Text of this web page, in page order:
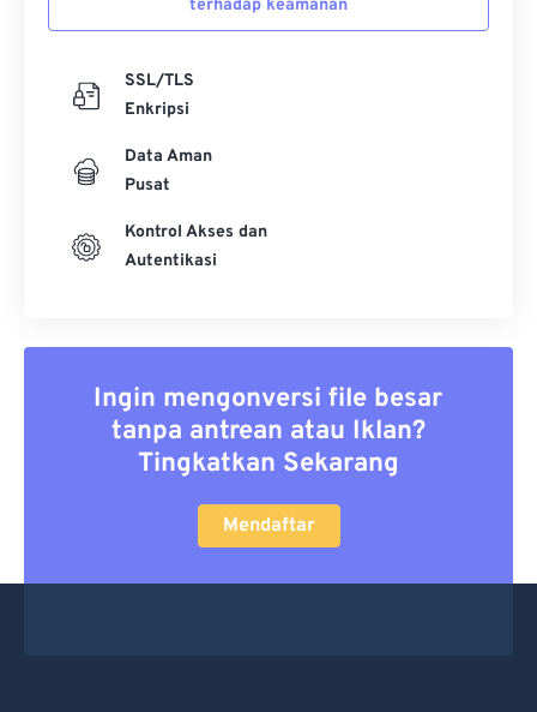
terhadap keamanan
SSL/TLS
Enkripsi
Data Aman
Pusat
Kontrol Akses dan
Autentikasi
Ingin mengonversi file besar
tanpa antrean atau Iklan?
Tingkatkan Sekarang
Mendaftar